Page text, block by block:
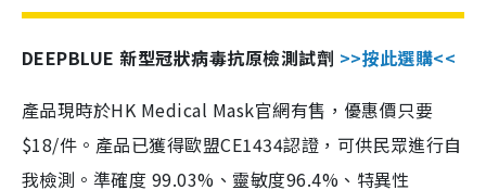
DEEPBLUE 新型冠狀病毒抗原檢測試劑 >>按此選購<<
產品現時於HK Medical Mask官網有售，優惠價只要
$18/件。產品已獲得歐盟CE1434認證，可供民眾進行自
我檢測。準確度 99.03%、靈敏度96.4%、特異性